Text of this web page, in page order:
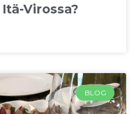
Virossa?
BLOG